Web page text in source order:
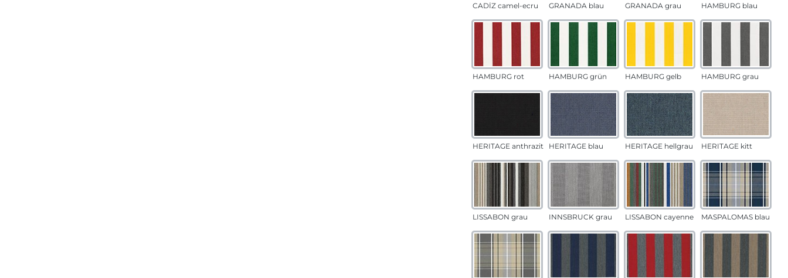
CADÍZ camel-ecru GRANADA blau GRANADA grau HAMBURG blau
HAMBURG rot HAMBURG grün HAMBURG gelb HAMBURG grau
HERITAGE anthrazit HERITAGE blau HERITAGE hellgrau HERITAGE kitt
LISSABON grau INNSBRUCK grau LISSABON cayenne MASPALOMAS blau